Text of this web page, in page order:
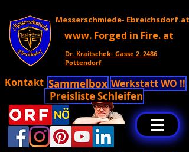
Messerschmiede- Ebreichsdorf.at
www. Forged in Fire. at
Dr. Kraitschek- Gasse 2. 2486
Pottendorf
Kontakt Sammelbox Werkstatt WO !!
Preisliste Schleifen